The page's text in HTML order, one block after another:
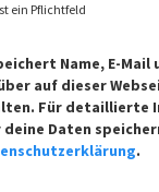
ein Pflichtfeld
Name, E-
auf dieser
Für detaillierte
deine Daten
.